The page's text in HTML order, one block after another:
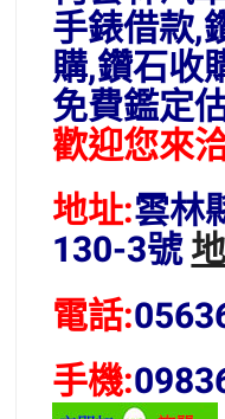
手錶借款,
購,鑽石收
免費鑑定
歡迎您來
地址:雲林
130-3號
電話:
手機: